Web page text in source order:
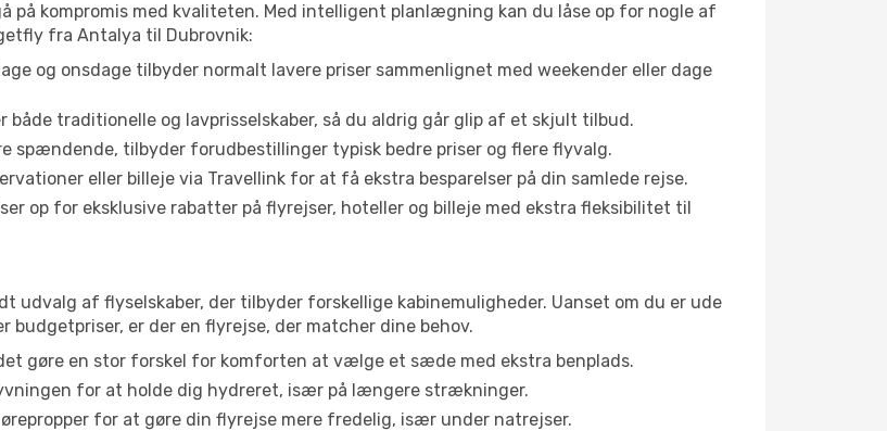
på kompromis med kvaliteten. Med intelligent planlægning kan du låse op for nogle af
fra Antalya til Dubrovnik:
og onsdage tilbyder normalt lavere priser sammenlignet med weekender eller dage
både traditionelle og lavprisselskaber, så du aldrig går glip af et skjult tilbud.
spændende, tilbyder forudbestillinger typisk bedre priser og flere flyvalg.
eller billeje via Travellink for at få ekstra besparelser på din samlede rejse.
op for eksklusive rabatter på flyrejser, hoteller og billeje med ekstra fleksibilitet til
udvalg af flyselskaber, der tilbyder forskellige kabinemuligheder. Uanset om du er ude
er der en flyrejse, der matcher dine behov.
gøre en stor forskel for komforten at vælge et sæde med ekstra benplads.
for at holde dig hydreret, især på længere strækninger.
for at gøre din flyrejse mere fredelig, især under natrejser.